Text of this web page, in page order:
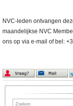
NVC-leden ontvangen
maandelijkse NVC
ons op via e-mail of bel: